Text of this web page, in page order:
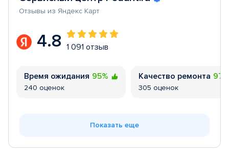
Отзывы из Яндекс Карт
4.8 1 091 отзыв
Время ожидания 95%
240 оценок
Качество ремонта
305 оценок
Показать еще